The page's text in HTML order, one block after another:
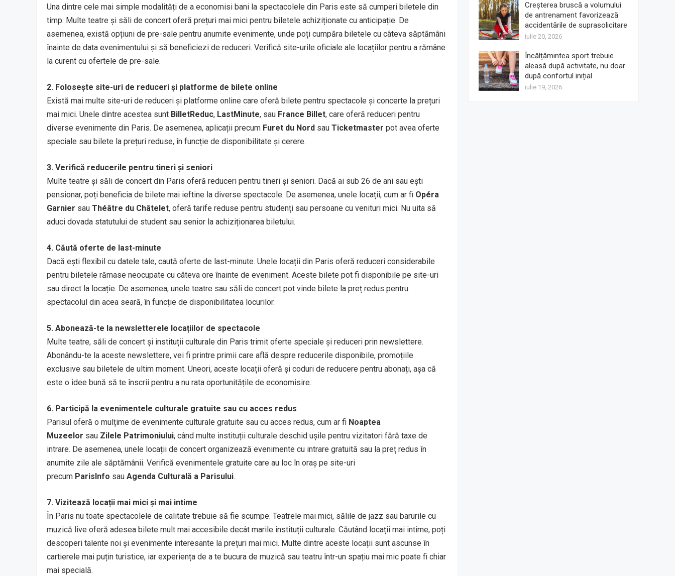
Una dintre cele mai simple modalități de a economisi bani la spectacolele din Paris este să cumperi biletele din
timp. Multe teatre și săli de concert oferă prețuri mai mici pentru biletele achiziționate cu anticipație. De
asemenea, există opțiuni de pre-sale pentru anumite evenimente, unde poți cumpăra biletele cu câteva săptămâni
înainte de data evenimentului și să beneficiezi de reduceri. Verifică site-urile oficiale ale locațiilor pentru a rămâne
la curent cu ofertele de pre-sale.
2. Folosește site-uri de reduceri și platforme de bilete online
Există mai multe site-uri de reduceri și platforme online care oferă bilete pentru spectacole și concerte la prețuri
mai mici. Unele dintre acestea sunt BilletReduc, LastMinute, sau France Billet, care oferă reduceri pentru
diverse evenimente din Paris. De asemenea, aplicații precum Furet du Nord sau Ticketmaster pot avea oferte
speciale sau bilete la prețuri reduse, în funcție de disponibilitate și cerere.
3. Verifică reducerile pentru tineri și seniori
Multe teatre și săli de concert din Paris oferă reduceri pentru tineri și seniori. Dacă ai sub 26 de ani sau ești
pensionar, poți beneficia de bilete mai ieftine la diverse spectacole. De asemenea, unele locații, cum ar fi Opéra
Garnier sau Théâtre du Châtelet, oferă tarife reduse pentru studenți sau persoane cu venituri mici. Nu uita să
aduci dovada statutului de student sau senior la achiziționarea biletului.
4. Căută oferte de last-minute
Dacă ești flexibil cu datele tale, caută oferte de last-minute. Unele locații din Paris oferă reduceri considerabile
pentru biletele rămase neocupate cu câteva ore înainte de eveniment. Aceste bilete pot fi disponibile pe site-uri
sau direct la locație. De asemenea, unele teatre sau săli de concert pot vinde bilete la preț redus pentru
spectacolul din acea seară, în funcție de disponibilitatea locurilor.
5. Abonează-te la newsletterele locațiilor de spectacole
Multe teatre, săli de concert și instituții culturale din Paris trimit oferte speciale și reduceri prin newslettere.
Abonându-te la aceste newslettere, vei fi printre primii care află despre reducerile disponibile, promoțiile
exclusive sau biletele de ultim moment. Uneori, aceste locații oferă și coduri de reducere pentru abonați, așa că
este o idee bună să te înscrii pentru a nu rata oportunitățile de economisire.
6. Participă la evenimentele culturale gratuite sau cu acces redus
Parisul oferă o mulțime de evenimente culturale gratuite sau cu acces redus, cum ar fi Noaptea
Muzeelor sau Zilele Patrimoniului, când multe instituții culturale deschid ușile pentru vizitatori fără taxe de
intrare. De asemenea, unele locații de concert organizează evenimente cu intrare gratuită sau la preț redus în
anumite zile ale săptămânii. Verifică evenimentele gratuite care au loc în oraș pe site-uri
precum ParisInfo sau Agenda Culturală a Parisului.
7. Vizitează locații mai mici și mai intime
În Paris nu toate spectacolele de calitate trebuie să fie scumpe. Teatrele mai mici, sălile de jazz sau barurile cu
muzică live oferă adesea bilete mult mai accesibile decât marile instituții culturale. Căutând locații mai intime, poți
descoperi talente noi și evenimente interesante la prețuri mai mici. Multe dintre aceste locații sunt ascunse în
cartierele mai puțin turistice, iar experiența de a te bucura de muzică sau teatru într-un spațiu mai mic poate fi chiar
mai specială.
Creșterea bruscă a volumului
de antrenament favorizează
accidentările de suprasolicitare
iulie 20, 2026
Încălțămintea sport trebuie
aleasă după activitate, nu doar
după confortul inițial
iulie 19, 2026